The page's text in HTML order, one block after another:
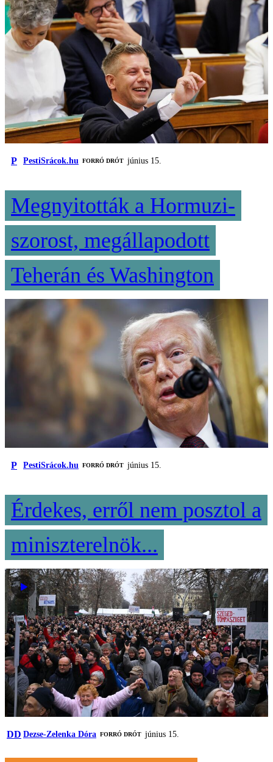
P PestiSrácok.hu FORRÓ DRÓT június 15.
Megnyitották a Hormuzi-
szorost, megállapodott
Teherán és Washington
P PestiSrácok.hu FORRÓ DRÓT június 15.
Érdekes, erről nem posztol a
miniszterelnök...
DD Dezse-Zelenka Dóra FORRÓ DRÓT június 15.